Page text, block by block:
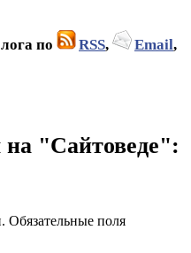
по RSS, Email,
"Сайтоведе":
Обязательные поля